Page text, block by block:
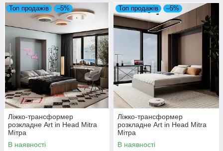
Топ продажів –5%
Ліжко-трансформер
розкладне Art in Head Mitra
Мітра
В наявності
Топ продажів –5%
Ліжко-трансформер
розкладне Art in Head Mitra
Мітра
В наявності